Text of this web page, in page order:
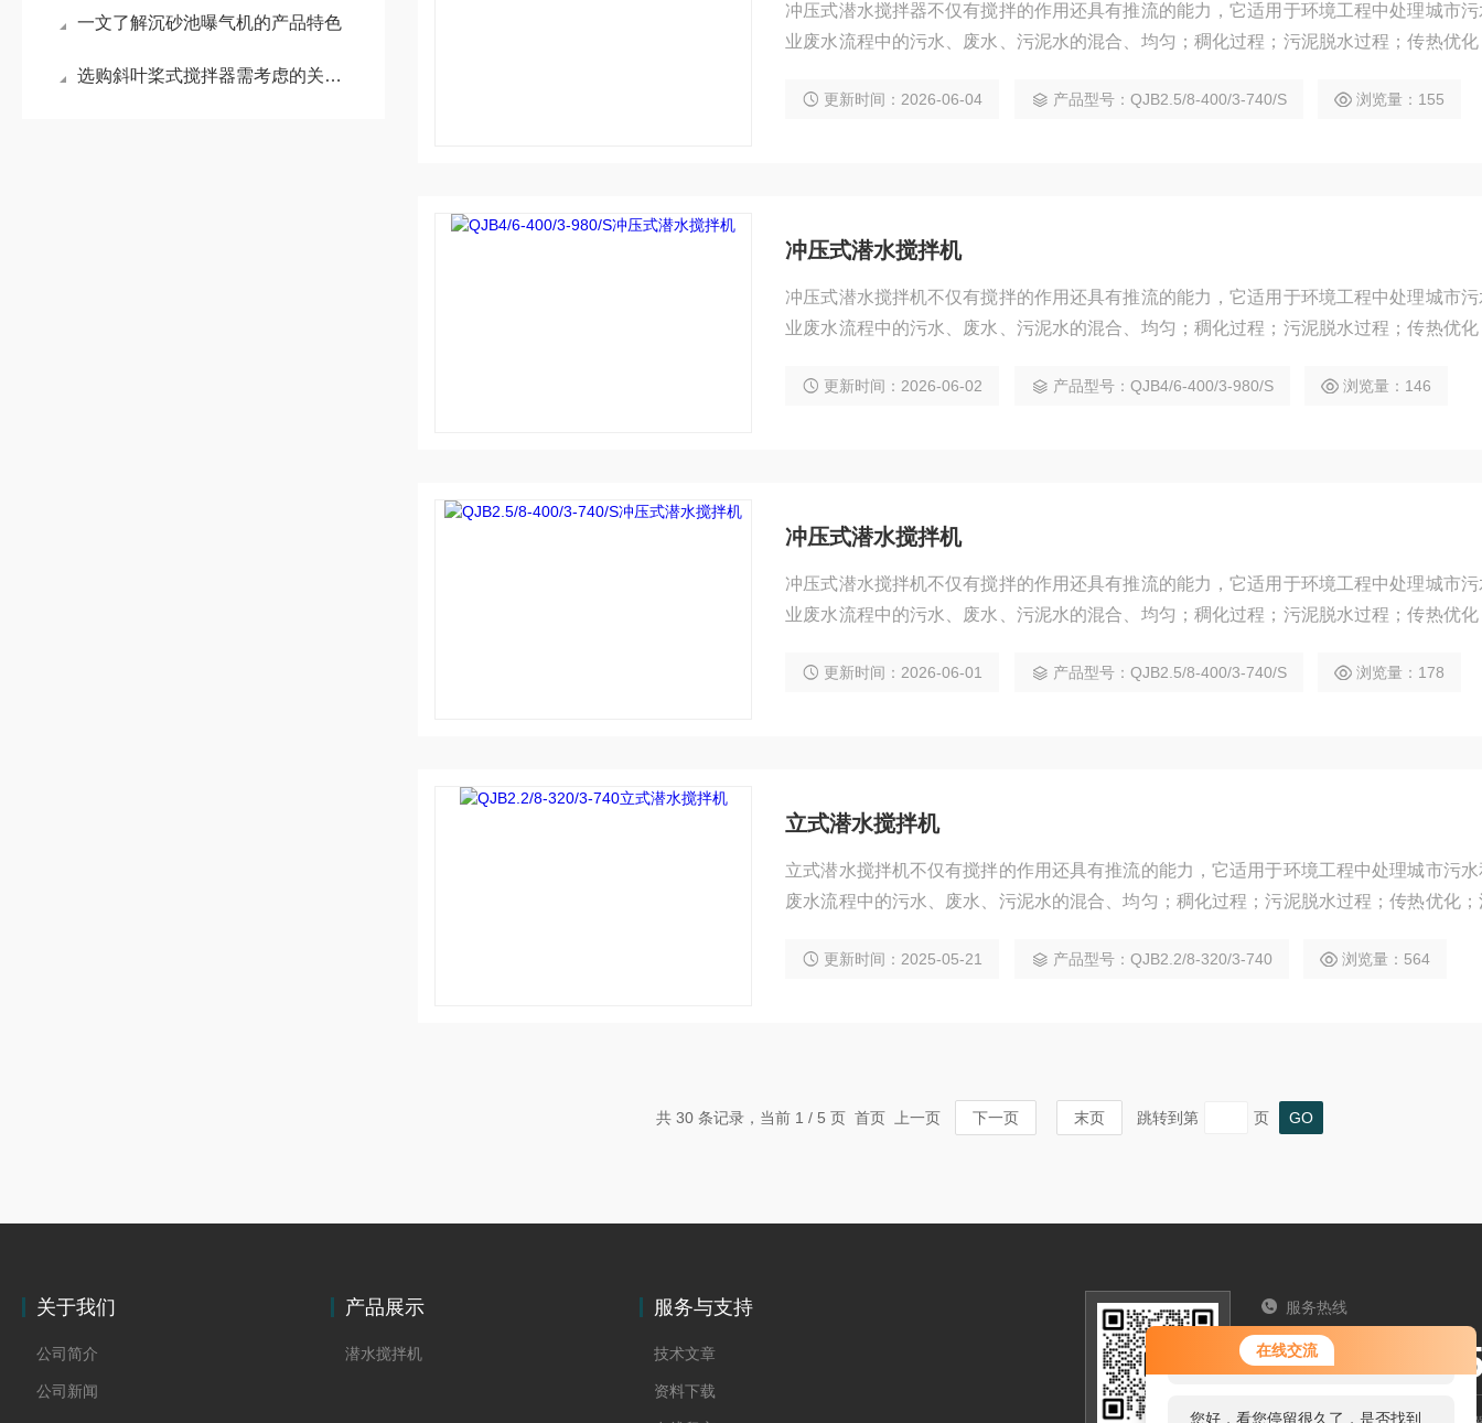
在线交流
您好！欢迎前来咨询，很高兴为您
服务，请问您要咨询什么问题呢？
您好，看您停留很久了，是否找到
一文了解沉砂池曝气机的产品特色
选购斜叶桨式搅拌器需考虑的关键因素
冲压式潜水搅拌器不仅有搅拌的作用还具有推流的能力，它适用于环境工程中处理城市
业废水流程中的污水、废水、污泥水的混合、均匀；稠化过程；污泥脱水过程；传热优
更新时间：2026-06-04 产品型号：QJB2.5/8-400/3-740/S 浏览量：155
冲压式潜水搅拌机
冲压式潜水搅拌机不仅有搅拌的作用还具有推流的能力，它适用于环境工程中处理城市
业废水流程中的污水、废水、污泥水的混合、均匀；稠化过程；污泥脱水过程；传热优
更新时间：2026-06-02 产品型号：QJB4/6-400/3-980/S 浏览量：146
冲压式潜水搅拌机
冲压式潜水搅拌机不仅有搅拌的作用还具有推流的能力，它适用于环境工程中处理城市
业废水流程中的污水、废水、污泥水的混合、均匀；稠化过程；污泥脱水过程；传热优
更新时间：2026-06-01 产品型号：QJB2.5/8-400/3-740/S 浏览量：178
立式潜水搅拌机
立式潜水搅拌机不仅有搅拌的作用还具有推流的能力，它适用于环境工程中处理城市污
废水流程中的污水、废水、污泥水的混合、均匀；稠化过程；污泥脱水过程；传热优化
更新时间：2025-05-21 产品型号：QJB2.2/8-320/3-740 浏览量：564
共 30 条记录，当前 1 / 5 页 首页 上一页 下一页 末页 跳转到第 页
关于我们
公司简介
公司新闻
产品展示
潜水搅拌机
服务与支持
技术文章
资料下载
服务热线
025-